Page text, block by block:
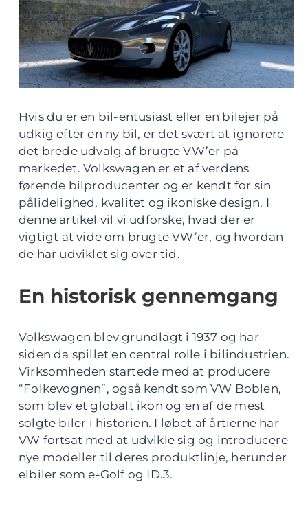
Hvis du er en bil-entusiast eller en bilejer på
udkig efter en ny bil, er det svært at ignorere
det brede udvalg af brugte VW’er på
markedet. Volkswagen er et af verdens
førende bilproducenter og er kendt for sin
pålidelighed, kvalitet og ikoniske design. I
denne artikel vil vi udforske, hvad der er
vigtigt at vide om brugte VW’er, og hvordan
de har udviklet sig over tid.
En historisk gennemgang
Volkswagen blev grundlagt i 1937 og har
siden da spillet en central rolle i bilindustrien.
Virksomheden startede med at producere
“Folkevognen”, også kendt som VW Boblen,
som blev et globalt ikon og en af de mest
solgte biler i historien. I løbet af årtierne har
VW fortsat med at udvikle sig og introducere
nye modeller til deres produktlinje, herunder
elbiler som e-Golf og ID.3.